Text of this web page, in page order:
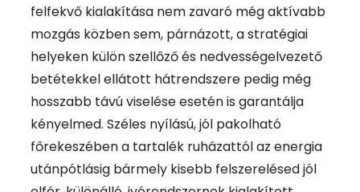
felfekvő kialakítása nem zavaró még aktívabb
mozgás közben sem, párnázott, a stratégiai
helyeken külön szellőző és nedvességelvezető
betétekkel ellátott hátrendszere pedig még
hosszabb távú viselése esetén is garantálja
kényelmed. Széles nyílású, jól pakolható
főrekeszében a tartalék ruházattól az energia
utánpótlásig bármely kisebb felszerelésed jól